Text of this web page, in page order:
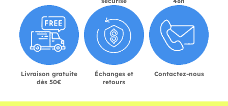
Livraison gratuite
dès 50€
Échanges et
retours
Contactez-nous